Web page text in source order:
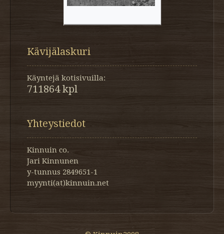
Kävijälaskuri
Käyntejä kotisivuilla:
711864 kpl
Yhteystiedot
Kinnuin co.
Jari Kinnunen
y-tunnus 2849651-1
myynti(at)kinnuin.net